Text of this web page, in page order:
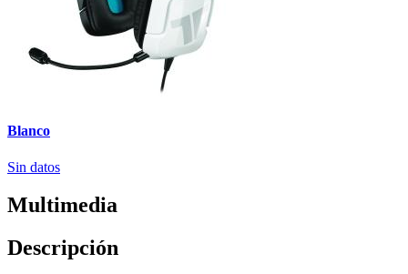
Blanco
Sin datos
Multimedia
Descripción